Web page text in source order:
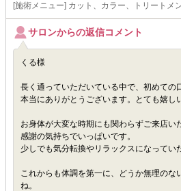
[施術メニュー] カット、カラー、トリートメ
サロンからの返信コメント
くる様
長く通っていただいている中で、初めての
本当にありがとうございます。とても嬉し
お身体が大変な時期にも関わらずご来店い
感謝の気持ちでいっぱいです。
少しでも気分転換やリラックスになってい
これからも体調を第一に、どうか無理のな
ね。